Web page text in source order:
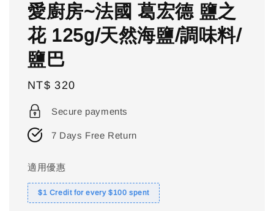
愛廚房~法國 葛宏德 鹽之
花 125g/天然海鹽/調味料/
鹽巴
Regular
price
NT$ 320
Secure payments
7 Days Free Return
適用優惠
$1 Credit for every $100 spent